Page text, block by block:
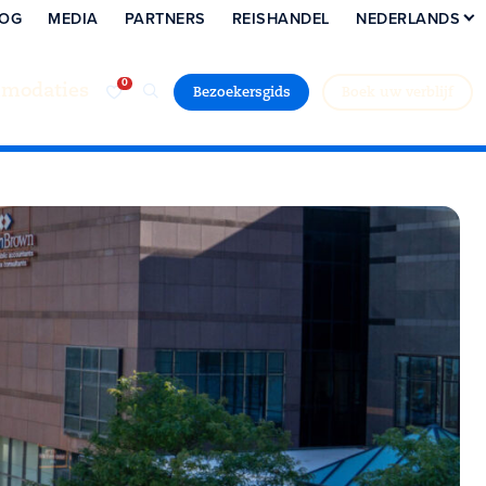
Bezoekersgids
MEDIA PARTNERS REISHANDEL NEDERLANDS